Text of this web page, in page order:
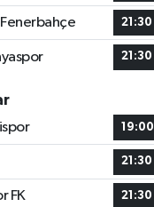
21:30
21:30
19:00
21:30
FK 21:30